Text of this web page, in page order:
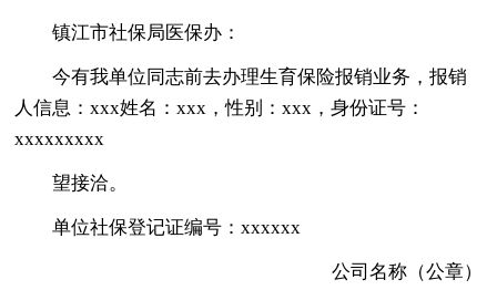
镇江市社保局医保办：
今有我单位同志前去办理生育保险报销业务，报销
人信息：xxx姓名：xxx，性别：xxx，身份证号：
xxxxxxxxx
望接洽。
单位社保登记证编号：xxxxxx
公司名称（公章）